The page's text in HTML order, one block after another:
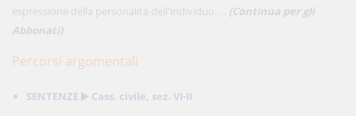
espressione della personalità dell'individuo. ... (Continua per gli
Abbonati)
Percorsi argomentali
SENTENZE Cass. civile, sez. VI-II